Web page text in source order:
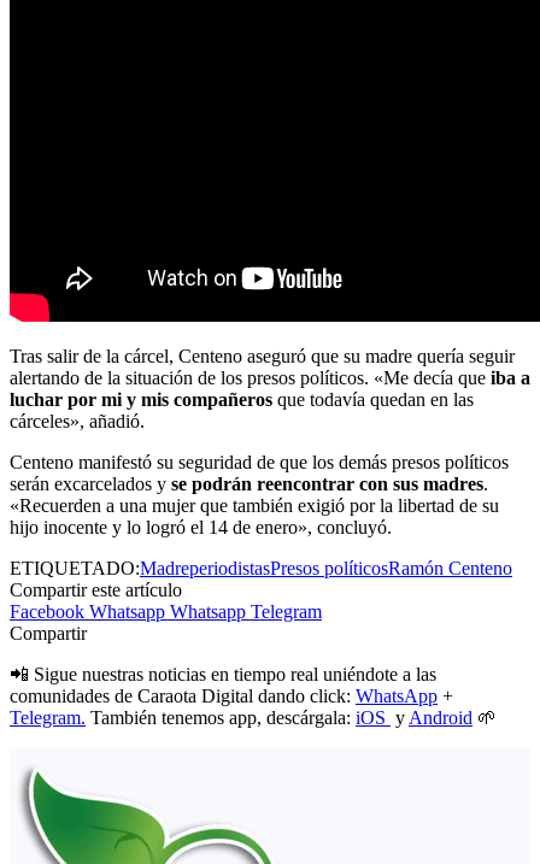
Tras salir de la cárcel, Centeno aseguró que su madre quería seguir
alertando de la situación de los presos políticos. «Me decía que iba a
luchar por mi y mis compañeros que todavía quedan en las
cárceles», añadió.
Centeno manifestó su seguridad de que los demás presos políticos
serán excarcelados y se podrán reencontrar con sus madres.
«Recuerden a una mujer que también exigió por la libertad de su
hijo inocente y lo logró el 14 de enero», concluyó.
ETIQUETADO:MadreperiodistasPresos políticosRamón Centeno
Compartir este artículo
Facebook Whatsapp Whatsapp Telegram
Compartir
📲 Sigue nuestras noticias en tiempo real uniéndote a las
comunidades de Caraota Digital dando click: WhatsApp +
Telegram. También tenemos app, descárgala: iOS y Android 🌱